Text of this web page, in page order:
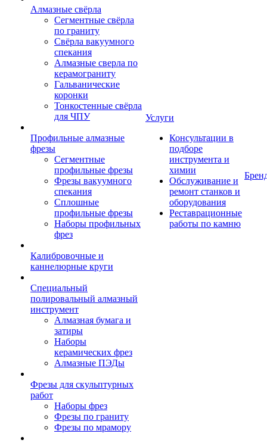
Алмазные свёрла
Сегментные свёрла
по граниту
Свёрла вакуумного
спекания
Алмазные сверла по
керамограниту
Гальванические
коронки
Тонкостенные свёрла
для ЧПУ
Профильные алмазные
фрезы
Сегментные
профильные фрезы
Фрезы вакуумного
спекания
Сплошные
профильные фрезы
Наборы профильных
фрез
Калибровочные и
каннелюрные круги
Специальный
полировальный алмазный
инструмент
Алмазная бумага и
затиры
Наборы
керамических фрез
Алмазные ПЭДы
Фрезы для скульптурных
работ
Наборы фрез
Фрезы по граниту
Фрезы по мрамору
Услуги
Консультации в
подборе
инструмента и
химии
Обслуживание и
ремонт станков и
оборудования
Реставрационные
работы по камню